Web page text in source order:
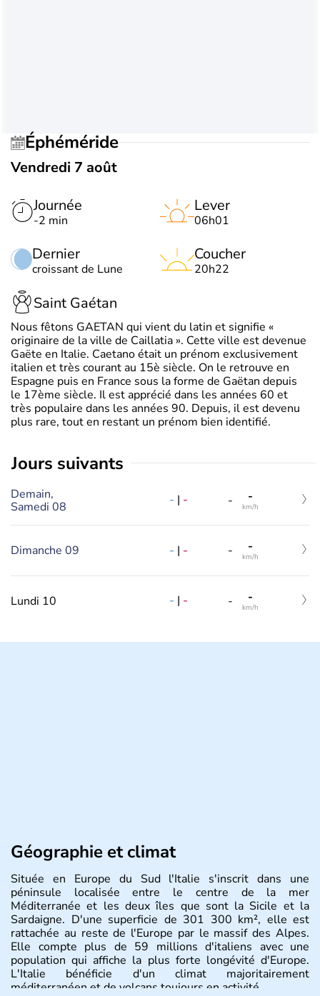
Éphéméride
Vendredi 7 août
Journée
-2 min
Dernier
croissant de Lune
Lever
06h01
Coucher
20h22
Saint Gaétan
Nous fêtons GAETAN qui vient du latin et signifie «
originaire de la ville de Caillatia ». Cette ville est devenue
Gaëte en Italie. Caetano était un prénom exclusivement
italien et très courant au 15è siècle. On le retrouve en
Espagne puis en France sous la forme de Gaëtan depuis
le 17ème siècle. Il est apprécié dans les années 60 et
très populaire dans les années 90. Depuis, il est devenu
plus rare, tout en restant un prénom bien identifié.
jours suivants
Demain,
Samedi 08
- | - - -
km/h
Dimanche 09 - | - - -
km/h
Lundi 10 - | - - -
km/h
Géographie et climat
Située en Europe du Sud l'Italie s'inscrit dans une
péninsule localisée entre le centre de la mer
Méditerranée et les deux îles que sont la Sicile et la
Sardaigne. D'une superficie de 301 300 km², elle est
rattachée au reste de l'Europe par le massif des Alpes.
Elle compte plus de 59 millions d'italiens avec une
population qui affiche la plus forte longévité d'Europe.
L'Italie bénéficie d'un climat majoritairement
méditerranéen et de volcans toujours en activité.